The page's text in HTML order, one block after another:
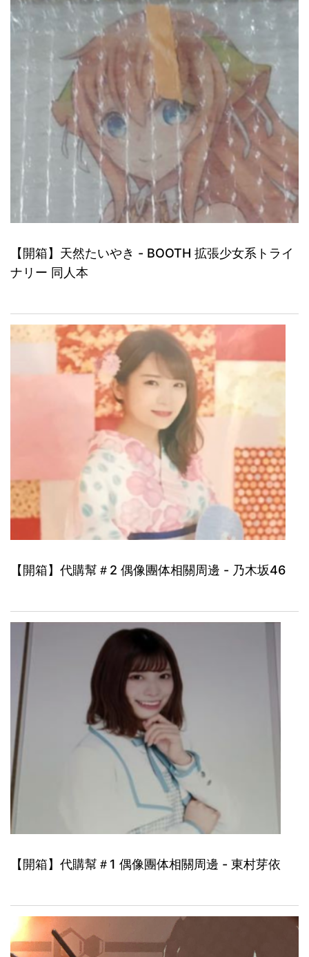
【開箱】天然たいやき - BOOTH 拡張少女系トライ
ナリー 同人本
【開箱】代購幫＃2 偶像團体相關周邊 - 乃木坂46
【開箱】代購幫＃1 偶像團体相關周邊 - 東村芽依